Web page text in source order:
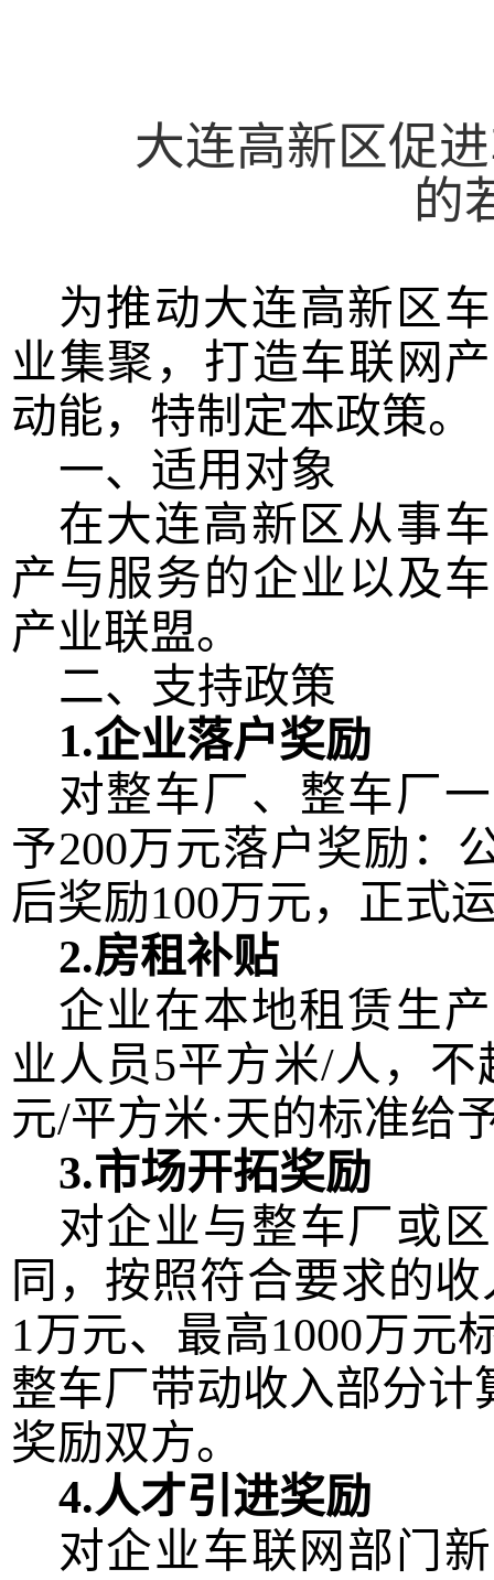
大连高新区促
的
为推动大连高新区
业集聚，打造车联网
动能，特制定本政策。
一、适用对象
在大连高新区从事
产与服务的企业以及
产业联盟。
二、支持政策
1.企业落户奖励
对整车厂、整车厂
予200万元落户奖励 ：
后奖励100万元， 正式
2.房租补贴
企业在本地租赁生
业人员5平方米/人， 不
元/平方米·天的标准给
3.市场开拓奖励
对企业与整车厂或
同，按照符合要求的
1万元、 最高1000万元
整车厂带动收入部分计
奖励双方。
4.人才引进奖励
对企业车联网部门